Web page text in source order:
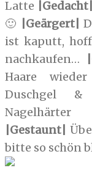
Latte
|Gedacht|
🙂
|Geärgert|
ist kaputt,
nachkaufen…
Haare
Duschgel &
|Gestaunt|
bitte so schön